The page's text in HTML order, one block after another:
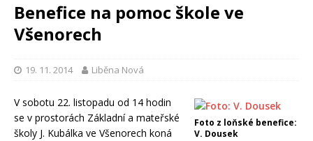
Benefice na pomoc škole ve
Všenorech
19. 11. 2014 Liběna Nová
Foto z loňské benefice:
V. Dousek
V sobotu 22. listopadu od 14 hodin
se v prostorách Základní a mateřské
školy J. Kubálka ve Všenorech koná